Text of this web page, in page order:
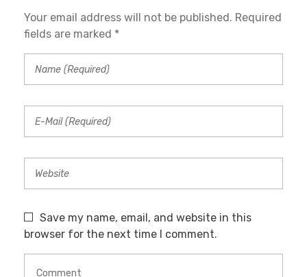
Your email address will not be published. Required
fields are marked *
Save my name, email, and website in this
browser for the next time I comment.